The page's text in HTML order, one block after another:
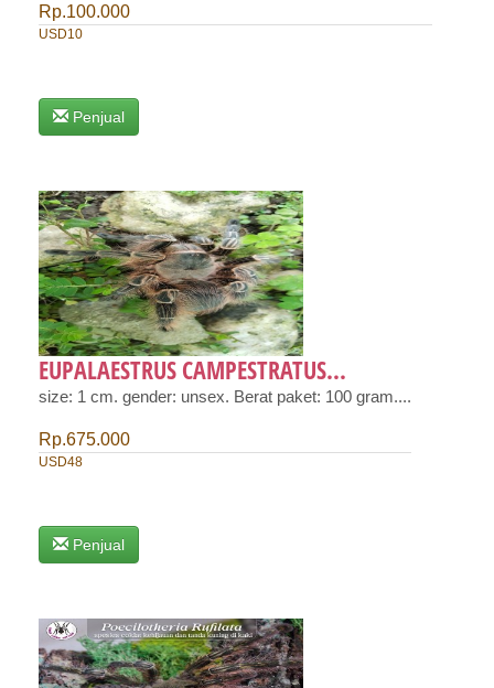
Rp.100.000
USD10
Penjual
EUPALAESTRUS CAMPESTRATUS...
size: 1 cm. gender: unsex. Berat paket: 100 gram....
Rp.675.000
USD48
Penjual